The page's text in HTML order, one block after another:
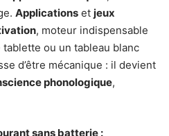
Applications et jeux
, moteur indispensable
tablette ou un tableau blanc
d’être mécanique : il devient
phonologique,
sans batterie :